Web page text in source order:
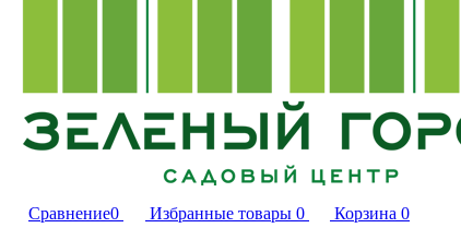
Сравнение0 Избранные товары 0 Корзина 0